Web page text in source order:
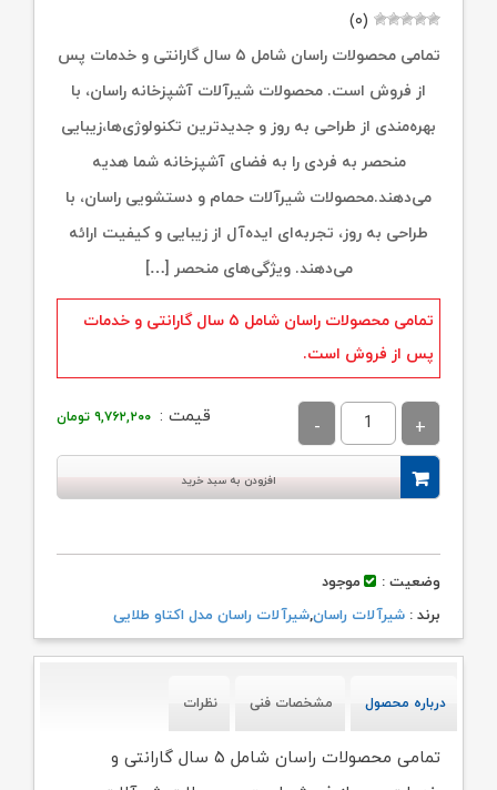
(۰)
تمامی محصولات راسان شامل ۵ سال گارانتی و خدمات پس
از فروش است. محصولات شیرآلات آشپزخانه راسان، با
بهره‌مندی از طراحی به روز و جدیدترین تکنولوژی‌ها،زیبایی
منحصر به فردی را به فضای آشپزخانه شما هدیه
می‌دهند.محصولات شیرآلات حمام و دستشویی راسان، با
طراحی به روز، تجربه‌ای ایده‌آل از زیبایی و کیفیت ارائه
می‌دهند. ویژگی‌های منحصر […]
تمامی محصولات راسان شامل ۵ سال گارانتی و خدمات
پس از فروش است.
قیمت : ۹,۷۶۲,۲۰۰ تومان
افزودن به سبد خرید
وضعیت :
موجود
برند : شیرآلات راسان,شیرآلات راسان مدل اکتاو طلایی
درباره محصول مشخصات فنی نظرات
تمامی محصولات راسان شامل ۵ سال گارانتی و